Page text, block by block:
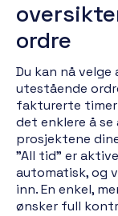
ordre
Du kan nå
utestående
fakturerte timer
det enklere å
prosjektene
"All tid" er
automatisk, og
inn. En enkel,
ønsker full